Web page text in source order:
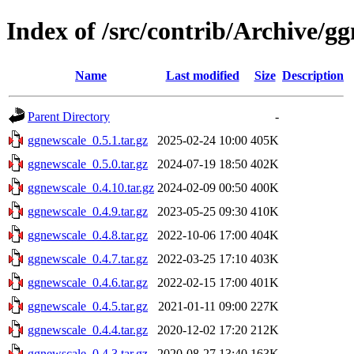
Index of /src/contrib/Archive/
Name Last modified Size Description
Parent Directory
-
ggnewscale_0.5.1.tar.gz
2025-02-24 10:00 405K
ggnewscale_0.5.0.tar.gz
2024-07-19 18:50 402K
ggnewscale_0.4.10.tar.gz 2024-02-09 00:50 400K
ggnewscale_0.4.9.tar.gz
2023-05-25 09:30 410K
ggnewscale_0.4.8.tar.gz
2022-10-06 17:00 404K
ggnewscale_0.4.7.tar.gz
2022-03-25 17:10 403K
ggnewscale_0.4.6.tar.gz
2022-02-15 17:00 401K
ggnewscale_0.4.5.tar.gz
2021-01-11 09:00 227K
ggnewscale_0.4.4.tar.gz
2020-12-02 17:20 212K